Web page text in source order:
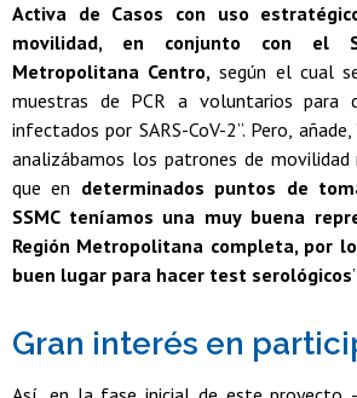
Activa de Casos con uso
movilidad, en conjunto con el
Metropolitana Centro, según el cual
muestras de PCR a voluntarios para
infectados por SARS-CoV-2”. Pero,
analizábamos los patrones de movilidad
que en determinados puntos de
SSMC teníamos una muy buena
Región Metropolitana completa, por
buen lugar para hacer test serológicos
Gran interés en